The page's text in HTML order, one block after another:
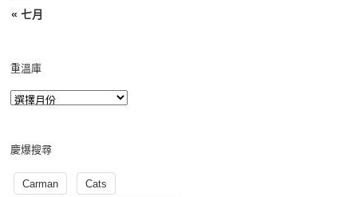
« 七月
重溫庫
慶爆搜尋
Carman Cats